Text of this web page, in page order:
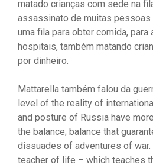
matado crianças com sede na
assassinato de muitas
uma fila para obter comida, para
hospitais, também matando
por dinheiro.
Mattarella também falou da
level of the reality of
and posture of Russia have
the balance; balance that
dissuades of adventures of
teacher of life – which teaches